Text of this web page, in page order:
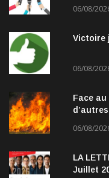
06/08/
Victoire
06/08/
Face
06/08/
LA
Juillet